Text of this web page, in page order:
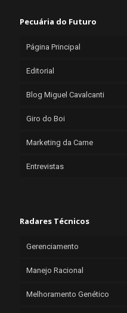
Pecuária do Futuro
Página Principal
Editorial
Blog Miguel Cavalcanti
Giro do Boi
Marketing da Carne
Entrevistas
Radares Técnicos
Gerenciamento
Manejo Racional
Melhoramento Genético